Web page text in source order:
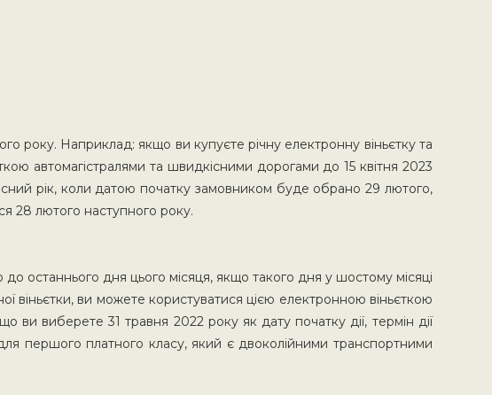
року. Наприклад: якщо ви купуєте річну електронну віньєтку та
автомагістралями та швидкісними дорогами до 15 квітня 2023
рік, коли датою початку замовником буде обрано 29 лютого,
28 лютого наступного року.
до останнього дня цього місяця, якщо такого дня у шостому місяці
віньєтки, ви можете користуватися цією електронною віньєткою
виберете 31 травня 2022 року як дату початку дії, термін дії
першого платного класу, який є двоколійними транспортними